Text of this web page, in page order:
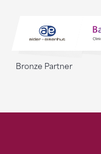
Bronze Partner